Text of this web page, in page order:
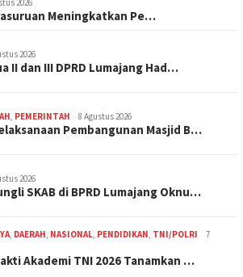
Meningkatkan Pe…
2026
II dan III DPRD Lumajang Had…
PEMERINTAH 8 Agustus 2026
Pembangunan Masjid B…
2026
SKAB di BPRD Lumajang Oknu…
DAERAH NASIONAL PENDIDIKAN TNI/POLRI
7
Akademi TNI 2026 Tanamkan …